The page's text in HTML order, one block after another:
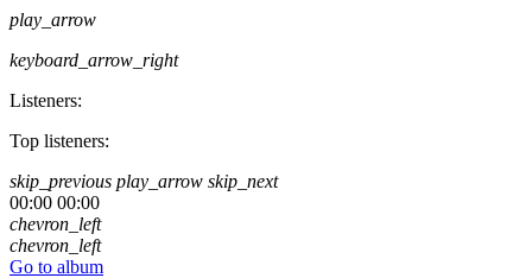
play_arrow
keyboard_arrow_right
Listeners:
Top listeners:
skip_previous play_arrow skip_next
00:00 00:00
chevron_left
chevron_left
Go to album